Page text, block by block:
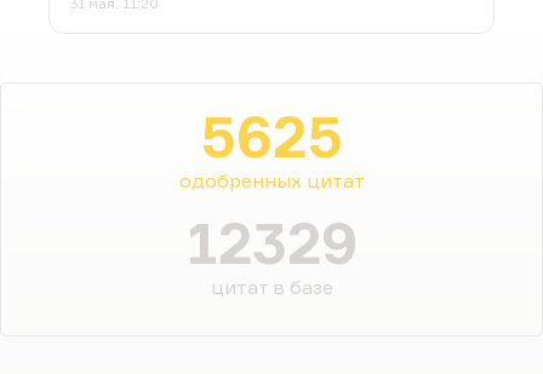
5625
одобренных цитат
12329
цитат в базе